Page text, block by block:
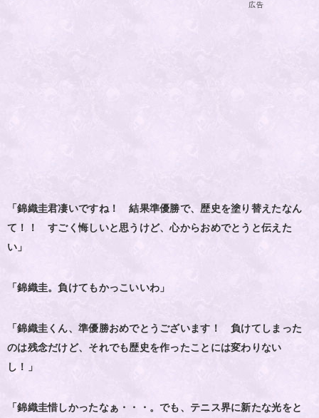
広告
「錦織圭君凄いですね！ 結果準優勝で、歴史を塗り替えたなん
て！！ すごく悔しいと思うけど、心からおめでとうと伝えた
い」
「錦織圭。負けてもかっこいいわ」
「錦織圭くん、準優勝おめでとうございます！ 負けてしまった
のは残念だけど、それでも歴史を作ったことには変わりない
し！」
「錦織圭惜しかったなぁ・・・。でも、テニス界に新たな光をと